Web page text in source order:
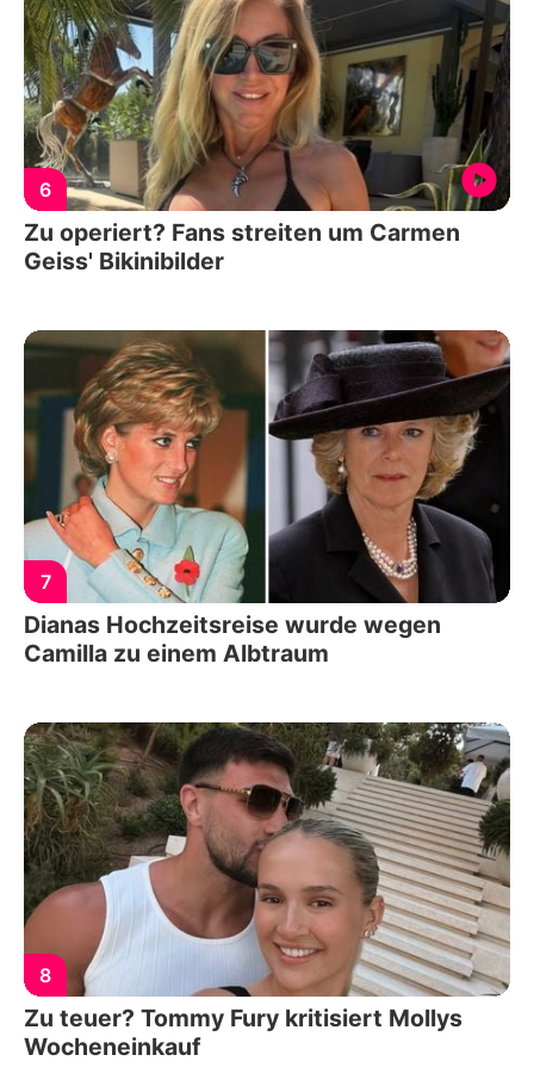
6
Zu operiert? Fans streiten um Carmen
Geiss' Bikinibilder
7
Dianas Hochzeitsreise wurde wegen
Camilla zu einem Albtraum
8
Zu teuer? Tommy Fury kritisiert Mollys
Wocheneinkauf